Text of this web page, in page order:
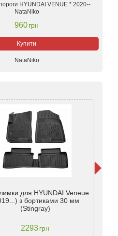
HYUNDAI VENUE * 2020--
NataNiko
960грн
Купити
NataNiko
для HYUNDAI Veneue
з бортиками 30 мм
(Stingray)
2293грн